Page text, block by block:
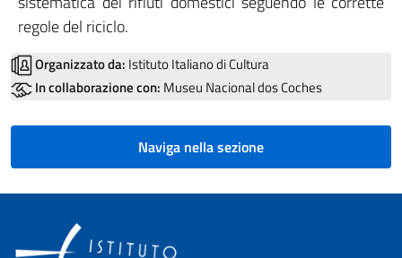
regole del riciclo.
Organizzato da: Istituto Italiano di Cultura
In collaborazione con: Museu Nacional dos Coches
Naviga nella sezione